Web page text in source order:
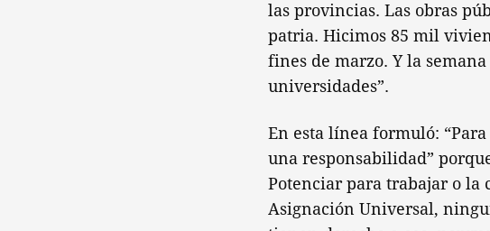
las provincias. Las obras
patria. Hicimos 85 mil
fines de marzo. Y la
universidades”.
En esta línea formuló:
una responsabilidad”
Potenciar para trabajar o la
Asignación Universal,